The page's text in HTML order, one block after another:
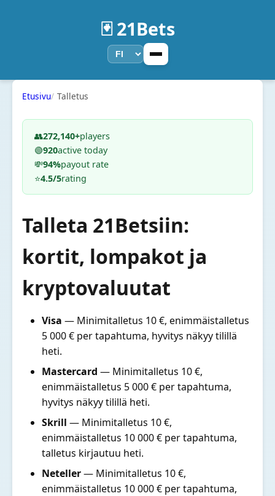
🃏 21Bets
Etusivu Talletus
👥272,140+players
🟢920active today
💸94%payout rate
⭐4.5/5rating
Talleta 21Betsiin:
kortit, lompakot ja
kryptovaluutat
Visa — Minimitalletus 10 €, enimmäistalletus
5 000 € per tapahtuma, hyvitys näkyy tilillä
heti.
Mastercard — Minimitalletus 10 €,
enimmäistalletus 5 000 € per tapahtuma,
hyvitys näkyy tilillä heti.
Skrill — Minimitalletus 10 €,
enimmäistalletus 10 000 € per tapahtuma,
talletus kirjautuu heti.
Neteller— Minimitalletus 10 €,
enimmäistalletus 10 000 € per tapahtuma,